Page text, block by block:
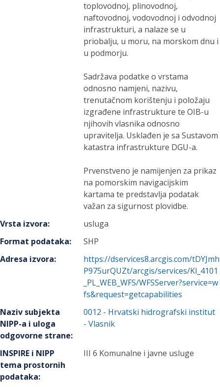
toplovodnoj, plinovodnoj,
naftovodnoj, vodovodnoj i odvodnoj
infrastrukturi, a nalaze se u
priobalju, u moru, na morskom dnu i
u podmorju.
Sadržava podatke o vrstama
odnosno namjeni, nazivu,
trenutačnom korištenju i položaju
izgrađene infrastrukture te OIB-u
njihovih vlasnika odnosno
upravitelja. Usklađen je sa Sustavom
katastra infrastrukture DGU-a.
Prvenstveno je namijenjen za prikaz
na pomorskim navigacijskim
kartama te predstavlja podatak
važan za sigurnost plovidbe.
Vrsta izvora:
usluga
Format podataka:
SHP
Adresa izvora:
https://dservices8.arcgis.com/tDYJmh
P975urQUZt/arcgis/services/Kl_4101
_PL_WEB_WFS/WFSServer?service=w
fs&request=getcapabilities
Naziv subjekta
NIPP-a i uloga
odgovorne strane:
0012 - Hrvatski hidrografski institut
- Vlasnik
INSPIRE i NIPP
tema prostornih
podataka:
III 6 Komunalne i javne usluge